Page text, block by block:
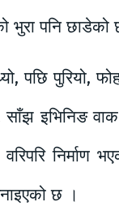
भुरा पनि छाडेको
पछि पुरियो,
साँझ इभिनिङ
निर्माण
छ ।